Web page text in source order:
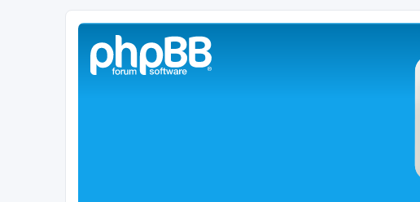
Solax FAQ
Lugar para intercambiar dudas sobre inversores solares Solax y temas relacionados.